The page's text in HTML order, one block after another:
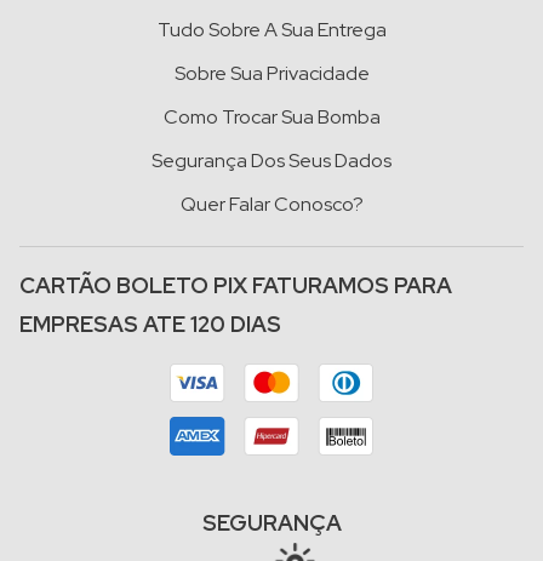
Tudo Sobre A Sua Entrega
Sobre Sua Privacidade
Como Trocar Sua Bomba
Segurança Dos Seus Dados
Quer Falar Conosco?
CARTÃO BOLETO PIX FATURAMOS PARA
EMPRESAS ATE 120 DIAS
SEGURANÇA